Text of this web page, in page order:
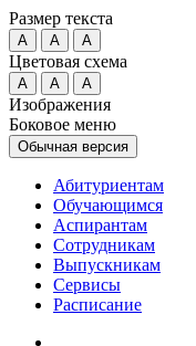
Размер текста
A A A
Цветовая схема
A A A
Изображения
Боковое меню
Обычная версия
Абитуриентам
Обучающимся
Аспирантам
Сотрудникам
Выпускникам
Сервисы
Расписание